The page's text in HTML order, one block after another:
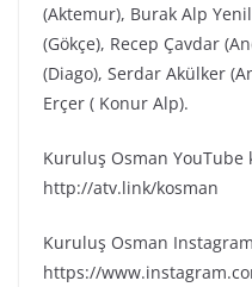
(Aktemur), Burak Alp
(Gökçe), Recep Çavdar
(Diago), Serdar Akülker
Erçer ( Konur Alp).
Kuruluş Osman YouTube
http://atv.link/kosman
Kuruluş Osman
https://